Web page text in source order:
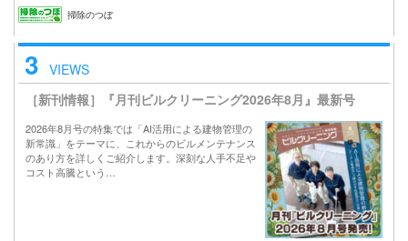
掃除のつぼ
3 VIEWS
［新刊情報］『月刊ビルクリーニング2026年8月』最新号
2026年8月号の特集では「AI活用による建物管理の
新常識」をテーマに、これからのビルメンテナンス
のあり方を詳しくご紹介します。深刻な人手不足や
コスト高騰という…